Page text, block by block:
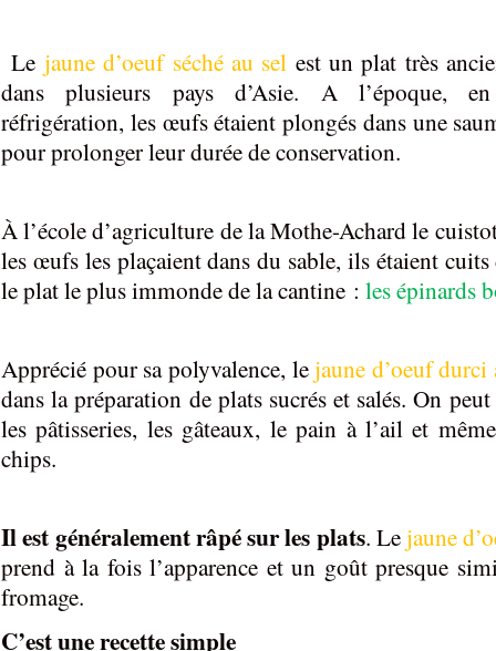
Le jaune d’oeuf séché au sel est un plat très
dans plusieurs pays d’Asie. A l’époque,
réfrigération, les œufs étaient plongés dans une
pour prolonger leur durée de conservation.
À l’école d’agriculture de la Mothe-Achard le
les œufs les plaçaient dans du sable, ils étaient
le plat le plus immonde de la cantine : les épinards
Apprécié pour sa polyvalence, lejaune d’oeuf
dans la préparation de plats sucrés et salés. On
les pâtisseries, les gâteaux, le pain à l’ail et
chips.
Il est généralement râpé sur les plats. Lejaune
prend à la fois l’apparence et un goût presque
fromage.
C’est une recette simple